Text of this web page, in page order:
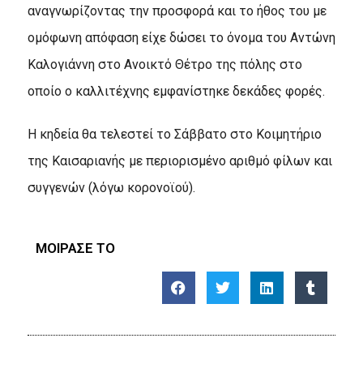
αναγνωρίζοντας την προσφορά και το ήθος του με
ομόφωνη απόφαση είχε δώσει το όνομα του Αντώνη
Καλογιάννη στο Ανοικτό Θέτρο της πόλης στο
οποίο ο καλλιτέχνης εμφανίστηκε δεκάδες φορές.
Η κηδεία θα τελεστεί το Σάββατο στο Κοιμητήριο
της Καισαριανής με περιορισμένο αριθμό φίλων και
συγγενών (λόγω κορονοϊού).
ΜΟΙΡΑΣΕ ΤΟ